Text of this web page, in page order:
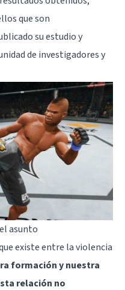
que son
su estudio y
de investigadores y
asunto
existe entre la violencia
formación y nuestra
relación no